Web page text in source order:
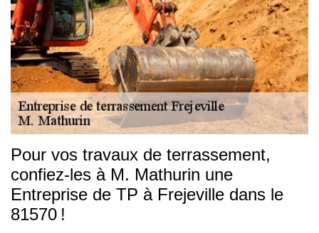
Pour vos travaux de terrassement,
confiez-les à M. Mathurin une
Entreprise de TP à Frejeville dans le
81570 !